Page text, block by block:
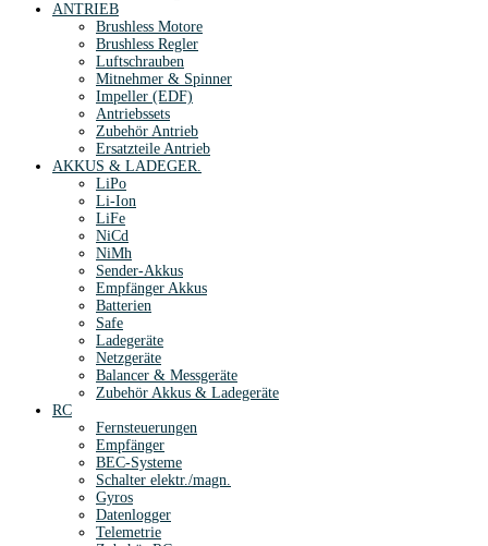
ANTRIEB
Brushless Motore
Brushless Regler
Luftschrauben
Mitnehmer & Spinner
Impeller (EDF)
Antriebssets
Zubehör Antrieb
Ersatzteile Antrieb
AKKUS & LADEGER.
LiPo
Li-Ion
LiFe
NiCd
NiMh
Sender-Akkus
Empfänger Akkus
Batterien
Safe
Ladegeräte
Netzgeräte
Balancer & Messgeräte
Zubehör Akkus & Ladegeräte
RC
Fernsteuerungen
Empfänger
BEC-Systeme
Schalter elektr./magn.
Gyros
Datenlogger
Telemetrie